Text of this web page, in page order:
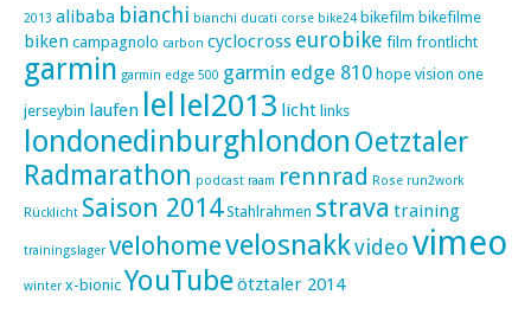
2013 alibaba bianchi bianchi ducati corse bike24 bikefilm bikefilme
biken campagnolo carbon cyclocross eurobike film frontlicht
garmin garmin edge 500 garmin edge 810 hope vision one
jerseybin laufen lel lel2013 licht links
londonedinburghlondon Oetztaler
Radmarathon podcast raam rennrad Rose run2work
Rücklicht Saison 2014 Stahlrahmen strava training
trainingslager velohomevelosnakkvideovimeo
winter x-bionic YouTubeötztaler 2014